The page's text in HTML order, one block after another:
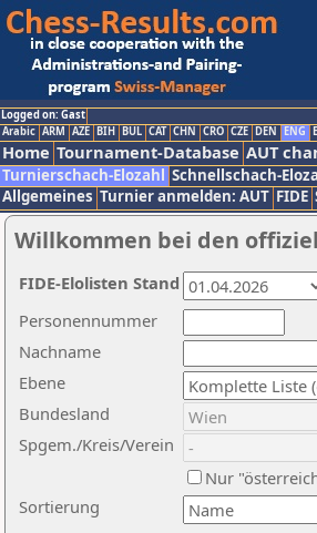
Logged on: Gast
Arabic ARM AZE BIH BUL CAT CHN CRO CZE DEN ENG
Home Tournament-Database AUT
Turnierschach-Elozahl Schnellschach-
Allgemeines Turnier anmelden: AUT FIDE
Willkommen bei den
Nachname
Ebene
Sortierung
Personennummer
Bundesland
Spgem./Kreis/Verein
Nur
FIDE-Elolisten Stand